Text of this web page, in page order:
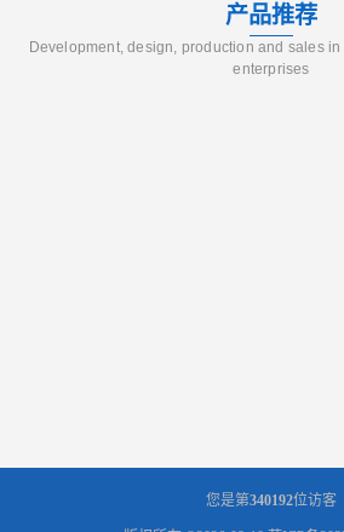
产品推荐
Development, design, production and sales
enterprises
您是第340192位访客